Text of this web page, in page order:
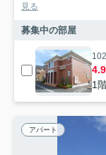
見る
募集中の部屋
102
1
アパート